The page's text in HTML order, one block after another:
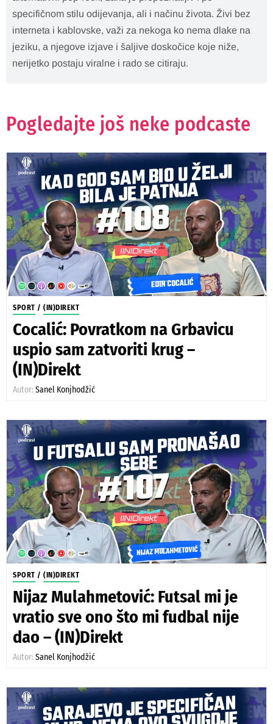
specifičnom stilu odijevanja, ali i načinu života. Živi bez
interneta i kablovske, važi za nekoga ko nema dlake na
jeziku, a njegove izjave i šaljive doskočice koje niže,
nerijetko postaju viralne i rado se citiraju.
Pogledajte još neke podcaste
SPORT / (IN)DIREKT
Cocalić: Povratkom na Grbavicu
uspio sam zatvoriti krug –
(IN)Direkt
Autor: Sanel Konjhodžić
SPORT / (IN)DIREKT
Nijaz Mulahmetović: Futsal mi je
vratio sve ono što mi fudbal nije
dao – (IN)Direkt
Autor: Sanel Konjhodžić